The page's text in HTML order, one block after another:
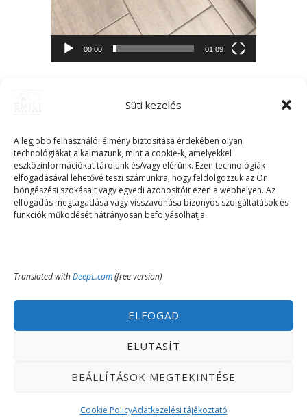
Süti kezelés
A legjobb felhasználói élmény biztosítása érdekében olyan
technológiákat alkalmazunk, mint a cookie-k, amelyekkel
eszközinformációkat tárolunk és/vagy elérünk. Ezen technológiák
elfogadásával lehetővé teszi számunkra, hogy feldolgozzuk az Ön
böngészési szokásait vagy egyedi azonosítóit ezen a webhelyen. Az
elfogadás megtagadása vagy visszavonása bizonyos szolgáltatások és
funkciók működését hátrányosan befolyásolhatja.
Translated withDeepL.com(free version)
ELFOGAD
ELUTASÍT
BEÁLLÍTÁSOK MEGTEKINTÉSE
Cookie PolicyAdatkezelési tájékoztató
00:00 01:09
5-ös apartman 3 főre